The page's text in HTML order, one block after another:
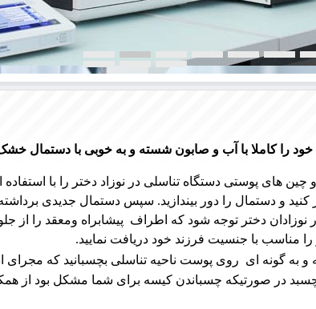
را كاملا با آب و صابون شسته و به خوبی با دستمال
چين های پوستی دستگاه تناسلی در نوزاد دختر را با
و دستمال را دور بيندازيد. سپس دستمال جديدی
نوزادان دختر توجه شود كه اطراف پيشابراه ومعقد را از
را مناسب با جنسيت فرزند خود دريافت نمایيد.
به گونه ای روی پوست ناحيه تناسلی بچسبانيد كه مجرای
در صورتيكه چسباندن كيسه برای شما مشکل بود از